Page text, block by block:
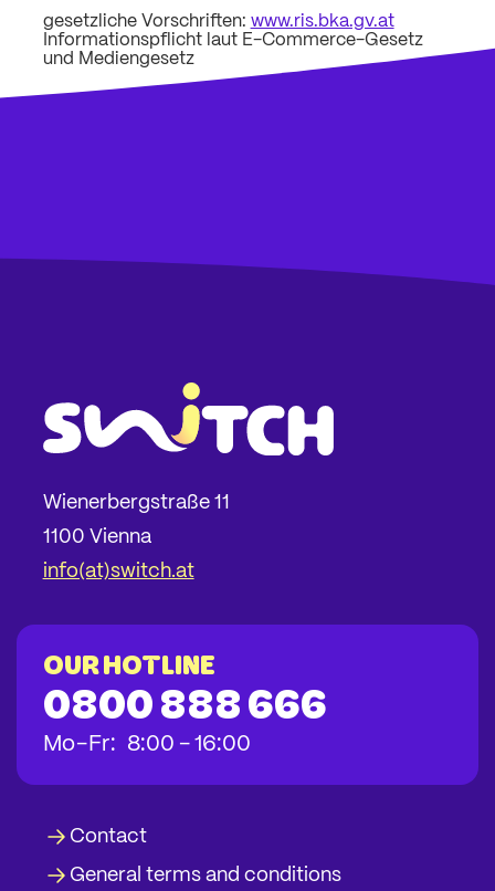
gesetzliche Vorschriften: www.ris.bka.gv.at
Informationspflicht laut E-Commerce-Gesetz
und Mediengesetz
Wienerbergstraße 11
1100 Vienna
info(at)switch.at
Our hotline
0800 888 666
Mobis
- Fr: bis
8:00 - bis
16:00
Contact
General terms and conditions